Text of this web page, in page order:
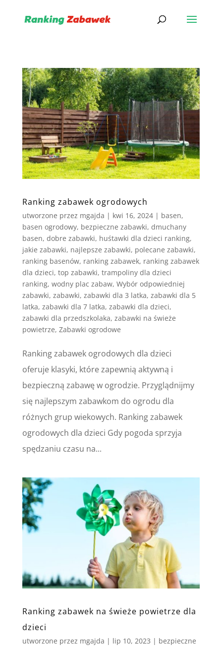
Ranking zabawek ogrodowych
utworzone przez mgajda | kwi 16, 2024| basen,
basen ogrodowy, bezpieczne zabawki, dmuchany
basen, dobre zabawki, huśtawki dla dzieci ranking,
jakie zabawki, najlepsze zabawki, polecane zabawki,
ranking basenów, ranking zabawek, ranking zabawek
dla dzieci, top zabawki, trampoliny dla dzieci
ranking, wodny plac zabaw, Wybór odpowiedniej
zabawki, zabawki, zabawki dla 3 latka, zabawki dla 5
latka, zabawki dla 7 latka, zabawki dla dzieci,
zabawki dla przedszkolaka, zabawki na świeże
powietrze, Zabawki ogrodowe
Ranking zabawek ogrodowych dla dzieci
oferuje klasyki, które zapewnią aktywną i
bezpieczną zabawę w ogrodzie. Przyglądnijmy
się najlepszym zabawkom do ogrodu dla
różnych grup wiekowych. Ranking zabawek
ogrodowych dla dzieci Gdy pogoda sprzyja
spędzaniu czasu na...
Ranking zabawek na świeże powietrze dla
dzieci
utworzone przez mgajda | lip 10, 2023 | bezpieczne